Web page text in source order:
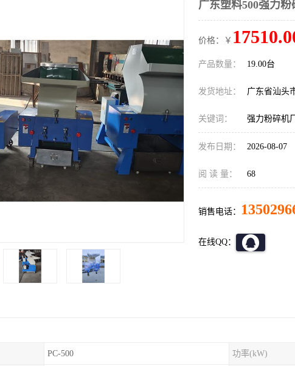
广东塑料500强力
价格：￥
产品数量： 19.00台
发货地址： 广东省汕头
关键词： 强力粉碎机厂
发布日期： 2026-08-07
阅 读 量： 68
销售电话：
在线QQ：
PC-500 功率(kW)